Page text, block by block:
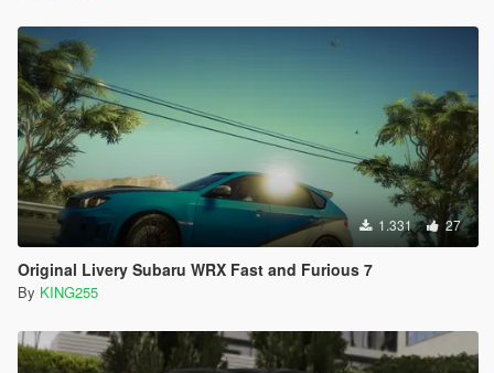
1.331 27
Original Livery Subaru WRX Fast and Furious 7
By KING255